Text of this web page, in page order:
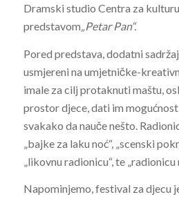
Dramski studio Centra za
predstavom„Petar Pan“.
Pored predstava, dodatni
usmjereni na umjetničke-
imale za cilj protaknuti maštu,
prostor djece, dati im mogućnost
svakako da nauče nešto.
„bajke za laku noć“, „scenski
„likovnu radionicu“, te „radionicu
Napominjemo, festival za djecu